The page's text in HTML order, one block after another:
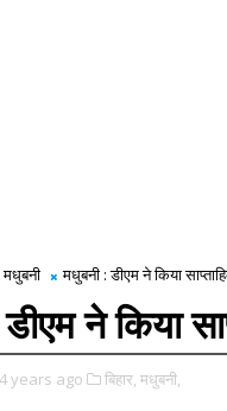
मधुबनी मधुबनी : डीएम ने किया
ने किया
4 years ago बिहार, मधुबनी,